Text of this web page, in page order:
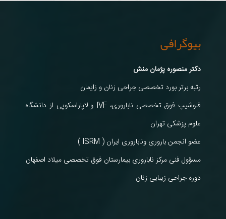
بیوگرافی
دکتر منصوره پژمان منش
رتبه برتر بورد تخصصی جراحی زنان و زایمان
فلوشیپ فوق تخصصی ناباروری، IVF و لاپاراسکوپی از دانشگاه
علوم پزشکی تهران
عضو انجمن باروری وناباروری ایران ( ISRM )
مسؤول فنی مرکز ناباروری بیمارستان فوق تخصصی میلاد اصفهان
دوره جراحی زیبایی زنان